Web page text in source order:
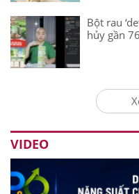
Bột rau
hủy gần
VIDEO